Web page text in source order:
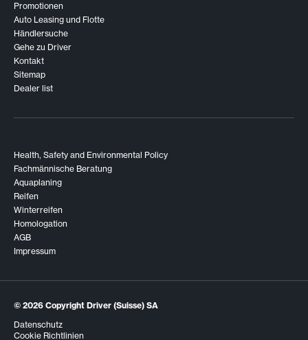
Promotionen
Auto Leasing und Flotte
Händlersuche
Gehe zu Driver
Kontakt
Sitemap
Dealer list
Health, Safety and Environmental Policy
Fachmännische Beratung
Aquaplaning
Reifen
Winterreifen
Homologation
AGB
Impressum
© 2026 Copyright Driver (Suisse) SA
Datenschutz
Cookie Richtlinien